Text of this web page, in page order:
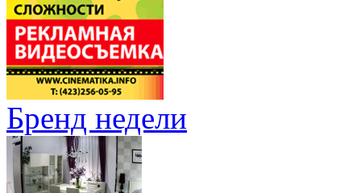
Бренд недели